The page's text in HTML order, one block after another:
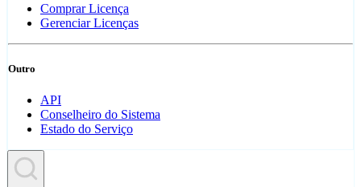
Comprar Licença
Gerenciar Licenças
Outro
API
Conselheiro do Sistema
Estado do Serviço